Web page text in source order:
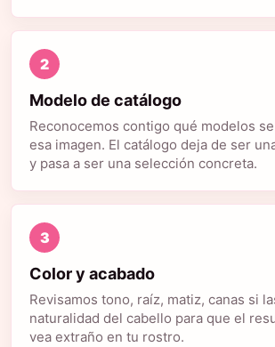
2
Modelo de catálogo
Reconocemos contigo qué modelos
esa imagen. El catálogo deja de ser
y pasa a ser una selección concreta.
3
Color y acabado
Revisamos tono, raíz, matiz, canas si
naturalidad del cabello para que el
vea extraño en tu rostro.